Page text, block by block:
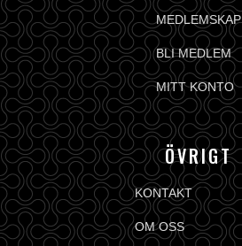
MEDLEMSKAP
BLI MEDLEM
MITT KONTO
ÖVRIGT
KONTAKT
OM OSS